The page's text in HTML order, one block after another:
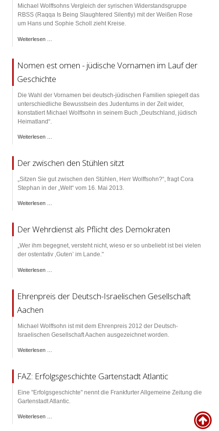
Michael Wolffsohns Vergleich der syrischen Widerstandsgruppe
RBSS (Raqqa Is Being Slaughtered Silently) mit der Weißen Rose
um Hans und Sophie Scholl zieht Kreise.
Weiterlesen …
Nomen est omen - jüdische Vornamen im Lauf der
Geschichte
Die Wahl der Vornamen bei deutsch-jüdischen Familien spiegelt das
unterschiedliche Bewusstsein des Judentums in der Zeit wider,
konstatiert Michael Wolffsohn in seinem Buch „Deutschland, jüdisch
Heimatland“.
Weiterlesen …
Der zwischen den Stühlen sitzt
„Sitzen Sie gut zwischen den Stühlen, Herr Wolffsohn?“, fragt Cora
Stephan in der „Welt“ vom 16. Mai 2013.
Weiterlesen …
Der Wehrdienst als Pflicht des Demokraten
„Wer ihm begegnet, versteht nicht, wieso er so unbeliebt ist bei vielen
der ostentativ ‚Guten’ im Lande."
Weiterlesen …
Ehrenpreis der Deutsch-Israelischen Gesellschaft
Aachen
Michael Wolffsohn ist mit dem Ehrenpreis 2012 der Deutsch-
Israelischen Gesellschaft Aachen ausgezeichnet worden.
Weiterlesen …
FAZ: Erfolgsgeschichte Gartenstadt Atlantic
Eine "Erfolgsgeschichte" nennt die Frankfurter Allgemeine Zeitung die
Gartenstadt Atlantic.
Weiterlesen …